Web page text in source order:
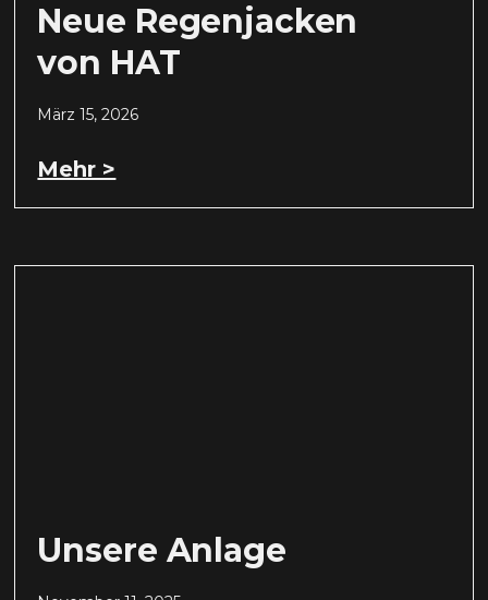
Neue Regenjacken
von HAT
März 15, 2026
Mehr >
Unsere Anlage